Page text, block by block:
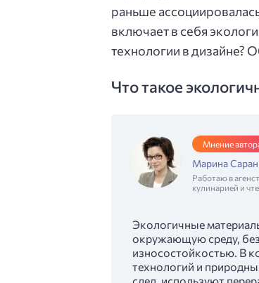
раньше
включает в себя
технологии в дизайне?
Что такое
Мнение
Марина
Работаю в
кулинарией и
Экологичные
окружающую среду,
износостойкостью. В
технологий и